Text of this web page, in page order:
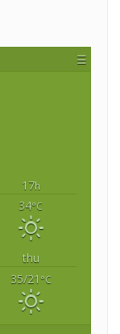
☰
17h
34°C
thu
35/21 °C